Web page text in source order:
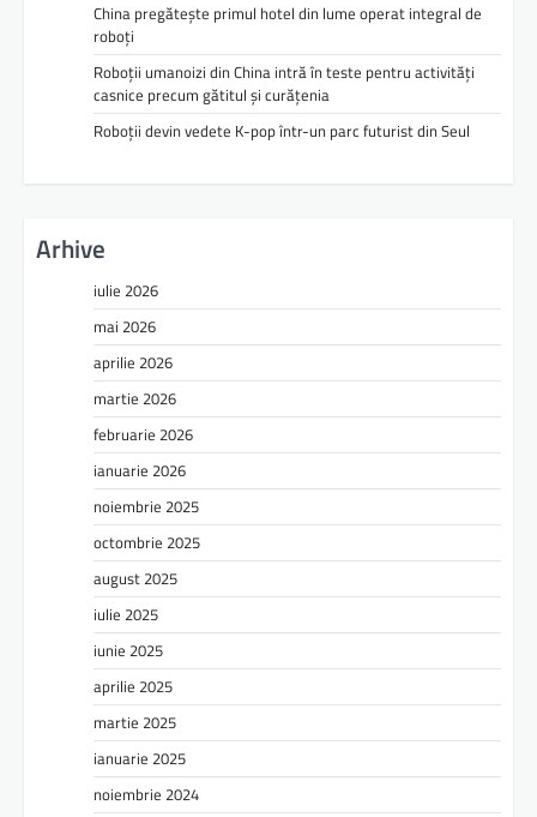
China pregătește primul hotel din lume operat integral de
roboți
Roboții umanoizi din China intră în teste pentru activități
casnice precum gătitul și curățenia
Roboții devin vedete K-pop într-un parc futurist din Seul
Arhive
iulie 2026
mai 2026
aprilie 2026
martie 2026
februarie 2026
ianuarie 2026
noiembrie 2025
octombrie 2025
august 2025
iulie 2025
iunie 2025
aprilie 2025
martie 2025
ianuarie 2025
noiembrie 2024